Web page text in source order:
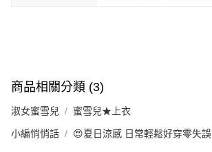
商品相關分類 (3)
淑女蜜雪兒 蜜雪兒★上衣
小編悄悄話 😍夏日涼感 日常輕鬆好穿零失誤